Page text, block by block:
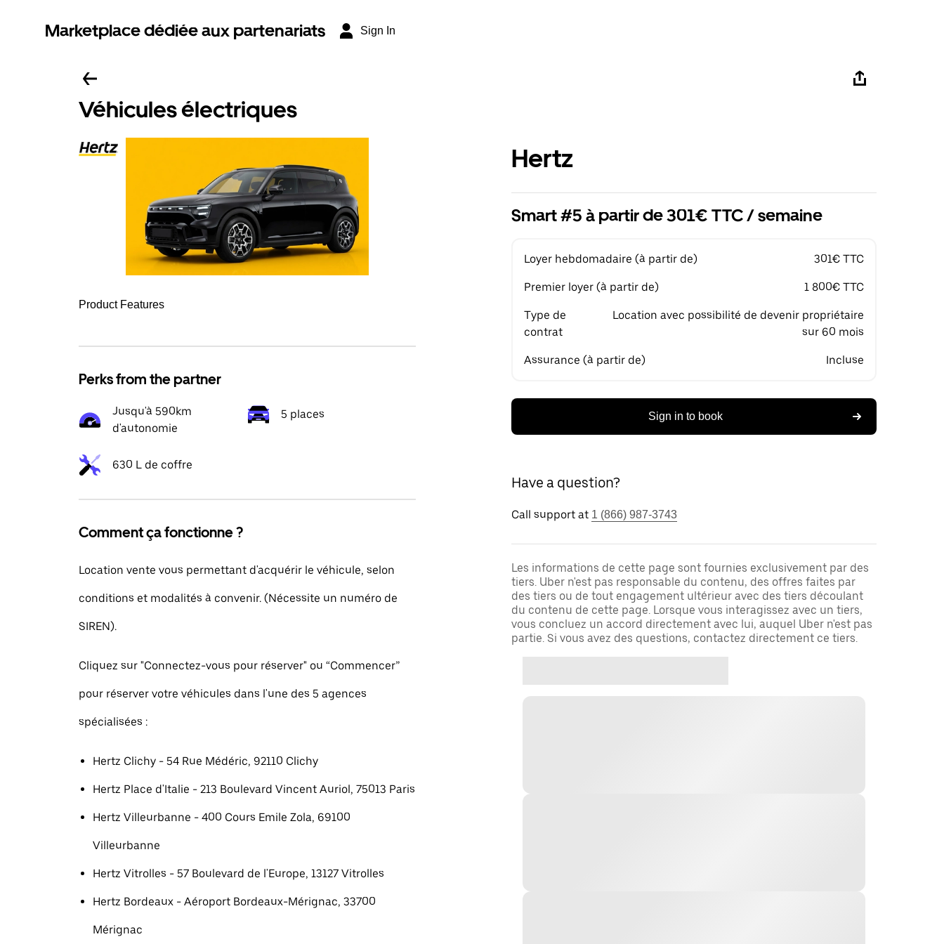
Marketplace dédiée aux partenariats Sign In
Véhicules électriques
Product Features
Perks from the partner
Jusqu'à 590km
d'autonomie
5 places
630 L de coffre
Comment ça fonctionne ?
Location vente vous permettant d'acquérir le véhicule, selon
conditions et modalités à convenir. (Nécessite un numéro de
SIREN).
Cliquez sur "Connectez-vous pour réserver" ou “Commencer”
pour réserver votre véhicules dans l'une des 5 agences
spécialisées :
Hertz Clichy - 54 Rue Médéric, 92110 Clichy
Hertz Place d'Italie - 213 Boulevard Vincent Auriol, 75013 Paris
Hertz Villeurbanne - 400 Cours Emile Zola, 69100
Villeurbanne
Hertz Vitrolles - 57 Boulevard de l'Europe, 13127 Vitrolles
Hertz Bordeaux - Aéroport Bordeaux-Mérignac, 33700
Mérignac
Hertz
Smart #5 à partir de 301€ TTC / semaine
Loyer hebdomadaire (à partir de) 301€ TTC
Premier loyer (à partir de) 1 800€ TTC
Type de
contrat
Location avec possibilité de devenir propriétaire
sur 60 mois
Assurance (à partir de) Incluse
Sign in to book
Have a question?
Call support at 1 (866) 987-3743
Les informations de cette page sont fournies exclusivement par des
tiers. Uber n'est pas responsable du contenu, des offres faites par
des tiers ou de tout engagement ultérieur avec des tiers découlant
du contenu de cette page. Lorsque vous interagissez avec un tiers,
vous concluez un accord directement avec lui, auquel Uber n'est pas
partie. Si vous avez des questions, contactez directement ce tiers.